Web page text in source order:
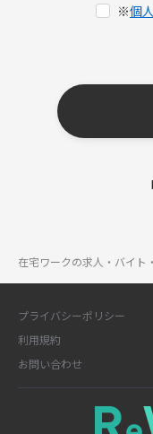
※個
在宅ワークの求人・バイト
プライバシーポリシー
利用規約
お問い合わせ